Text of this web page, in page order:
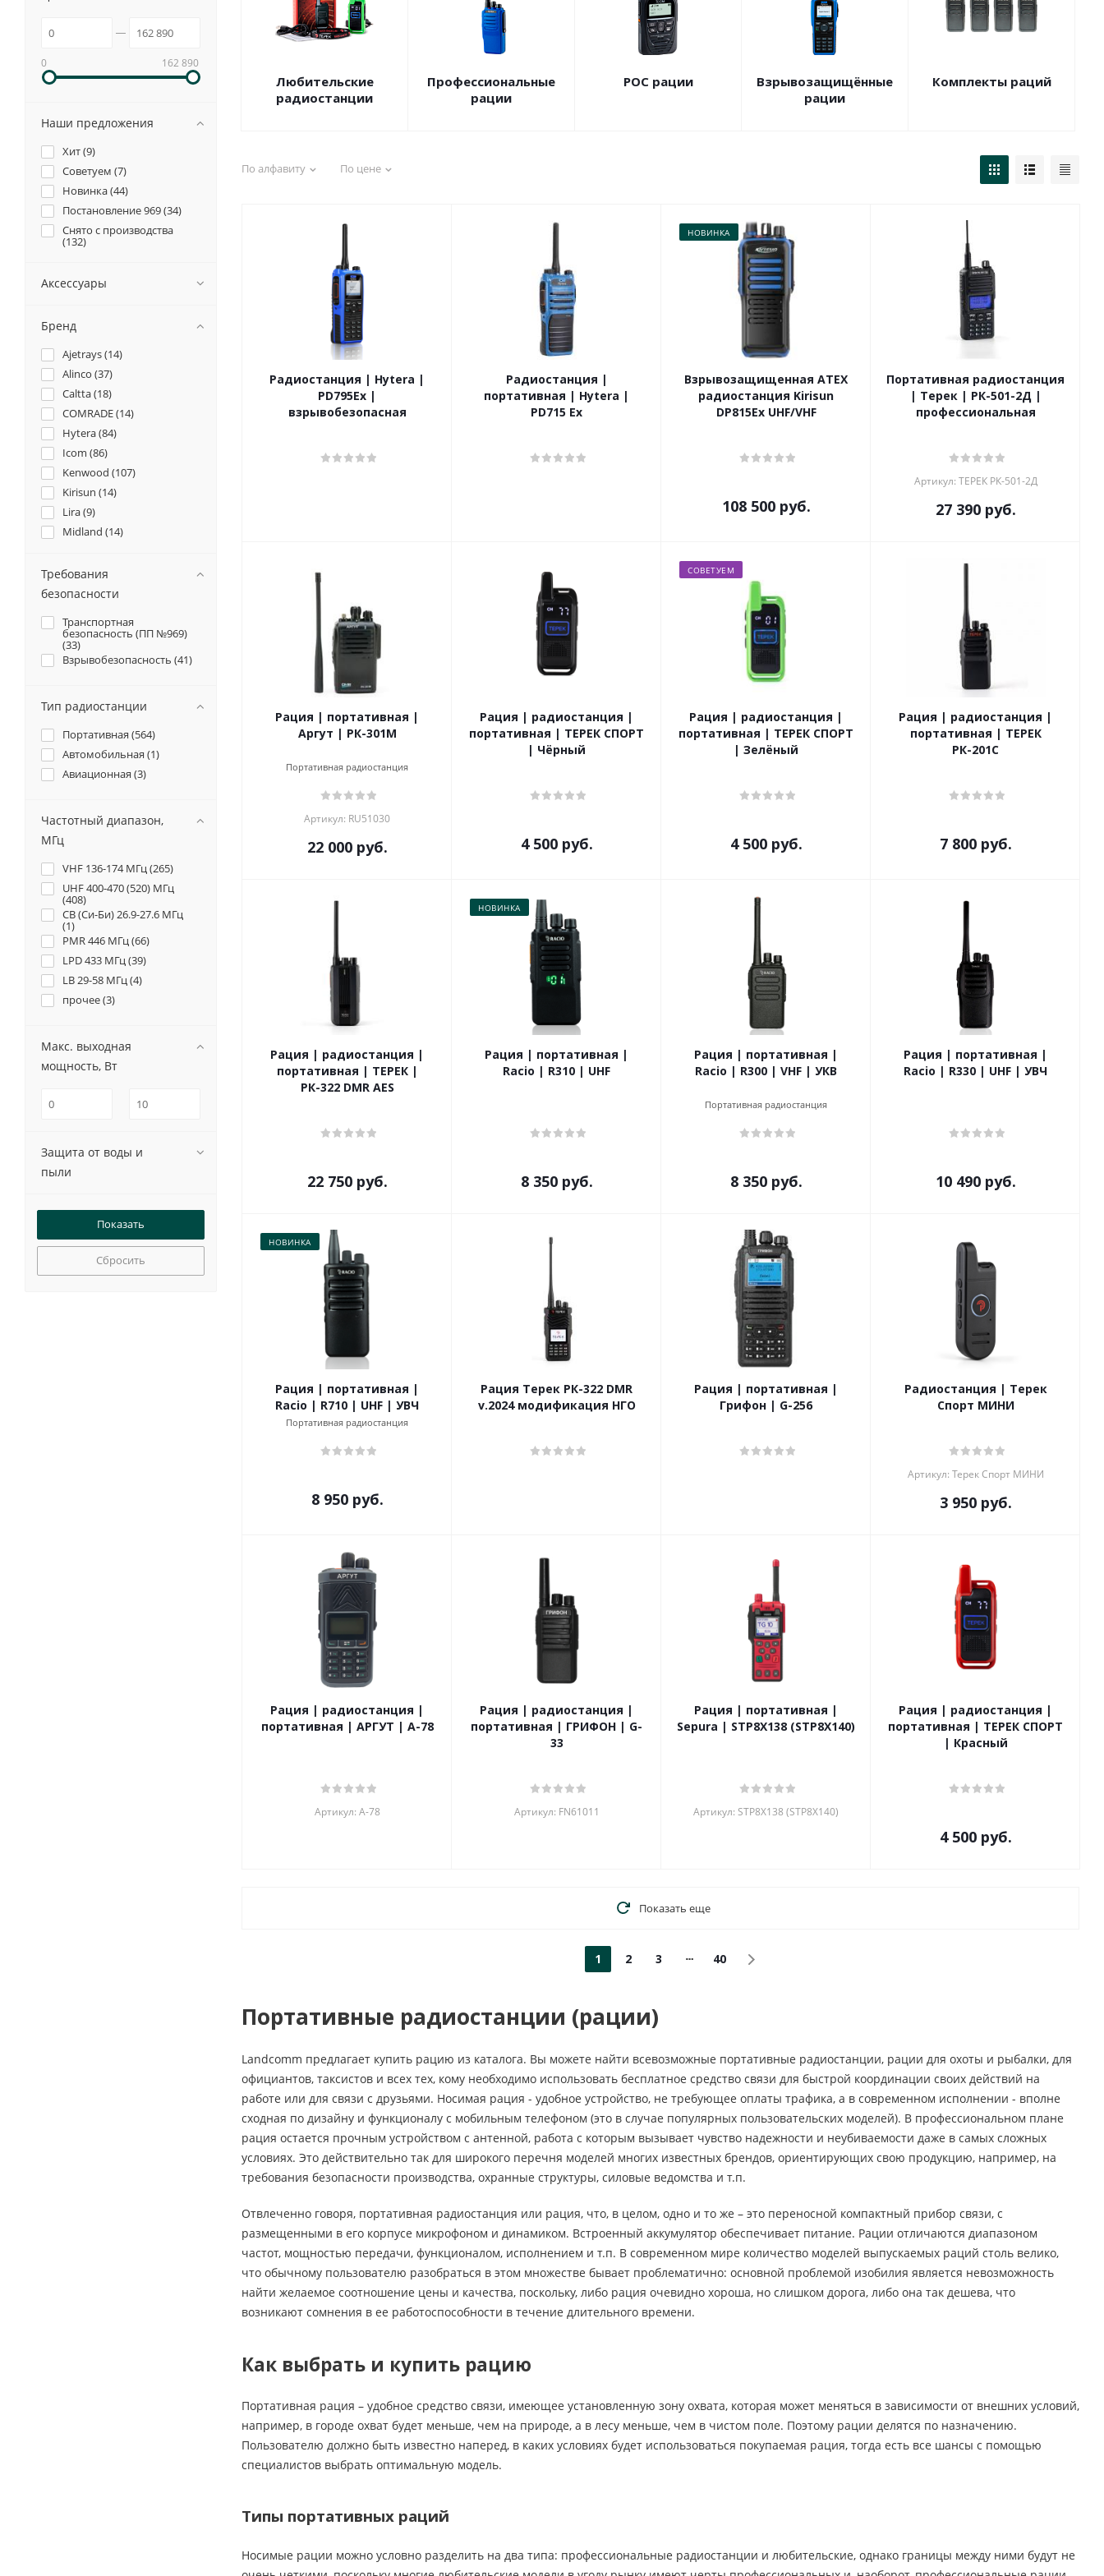
Любительские
радиостанции
Профессиональные
рации
POC рации
Взрывозащищённые
рации
Комплекты раций
По алфавиту По цене
Радиостанция | Hytera |
PD795Ex |
взрывобезопасная
Радиостанция |
портативная | Hytera |
PD715 Ex
НОВИНКА
Взрывозащищенная ATEX
радиостанция Kirisun
DP815Ex UHF/VHF
108 500руб.
Портативная радиостанция
| Терек | РК-501-2Д |
профессиональная
Артикул: ТЕРЕК РК-501-2Д
27 390руб.
Рация | портативная |
Аргут | РК-301М
Портативная радиостанция
Артикул: RU51030
22 000руб.
Рация | радиостанция |
портативная | ТЕРЕК СПОРТ
| Чёрный
4 500руб.
СОВЕТУЕМ
Рация | радиостанция |
портативная | ТЕРЕК СПОРТ
| Зелёный
4 500руб.
Рация | радиостанция |
портативная | ТЕРЕК
РК-201С
7 800руб.
Рация | радиостанция |
портативная | ТЕРЕК |
РК-322 DMR AES
22 750руб.
НОВИНКА
Рация | портативная |
Racio | R310 | UHF
8 350руб.
Рация | портативная |
Racio | R300 | VHF | УКВ
Портативная радиостанция
8 350руб.
Рация | портативная |
Racio | R330 | UHF | УВЧ
10 490руб.
НОВИНКА
Рация | портативная |
Racio | R710 | UHF | УВЧ
Портативная радиостанция
8 950руб.
Рация Терек РК-322 DMR
v.2024 модификация НГО
Рация | портативная |
Грифон | G-256
Радиостанция | Терек
Спорт МИНИ
Артикул: Терек Спорт МИНИ
3 950руб.
Рация | радиостанция |
портативная | АРГУТ | А-78
Артикул: А-78
Рация | радиостанция |
портативная | ГРИФОН | G-
33
Артикул: FN61011
Рация | портативная |
Sepura | STP8X138 (STP8X140)
Артикул: STP8X138 (STP8X140)
Рация | радиостанция |
портативная | ТЕРЕК СПОРТ
| Красный
4 500руб.
Показать еще
1 2 3 40
Портативные радиостанции (рации)
Landcomm предлагает купить рацию из каталога. Вы можете найти всевозможные портативные радиостанции, рации для охоты и рыбалки, для
официантов, таксистов и всех тех, кому необходимо использовать бесплатное средство связи для быстрой координации своих действий на
работе или для связи с друзьями. Носимая рация - удобное устройство, не требующее оплаты трафика, а в современном исполнении - вполне
сходная по дизайну и функционалу с мобильным телефоном (это в случае популярных пользовательских моделей). В профессиональном плане
рация остается прочным устройством с антенной, работа с которым вызывает чувство надежности и неубиваемости даже в самых сложных
условиях. Это действительно так для широкого перечня моделей многих известных брендов, ориентирующих свою продукцию, например, на
требования безопасности производства, охранные структуры, силовые ведомства и т.п.
Отвлеченно говоря, портативная радиостанция или рация, что, в целом, одно и то же – это переносной компактный прибор связи, с
размещенными в его корпусе микрофоном и динамиком. Встроенный аккумулятор обеспечивает питание. Рации отличаются диапазоном
частот, мощностью передачи, функционалом, исполнением и т.п. В современном мире количество моделей выпускаемых раций столь велико,
что обычному пользователю разобраться в этом множестве бывает проблематично: основной проблемой изобилия является невозможность
найти желаемое соотношение цены и качества, поскольку, либо рация очевидно хороша, но слишком дорога, либо она так дешева, что
возникают сомнения в ее работоспособности в течение длительного времени.
Как выбрать и купить рацию
Портативная рация – удобное средство связи, имеющее установленную зону охвата, которая может меняться в зависимости от внешних условий,
например, в городе охват будет меньше, чем на природе, а в лесу меньше, чем в чистом поле. Поэтому рации делятся по назначению.
Пользователю должно быть известно наперед, в каких условиях будет использоваться покупаемая рация, тогда есть все шансы с помощью
специалистов выбрать оптимальную модель.
Типы портативных раций
Носимые рации можно условно разделить на два типа: профессиональные радиостанции и любительские, однако границы между ними будут не
0 162 890
Наши предложения
Хит (9)
Советуем (7)
Новинка (44)
Постановление 969 (34)
Снято с производства
(132)
Аксессуары
Бренд
Ajetrays (14)
Alinco (37)
Caltta (18)
COMRADE (14)
Hytera (84)
Icom (86)
Kenwood (107)
Kirisun (14)
Lira (9)
Midland (14)
Optimcom (
Racio (24)
Sirus (7)
TurboSky (
Vector (
VOSTOK (25)
Yaesu (
ZTE (
АО ОНИИП (
Гранит ( 4)
Комбат (
Терек (38)
Требования
безопасности
Транспортная
безопасность (ПП №969)
(33)
Взрывобезопасность (41)
Тип радиостанции
Портативная (564)
Автомобильная (1)
Авиационная (3)
Частотный диапазон,
МГц
VHF 136-174 МГц (265)
UHF 400-470 (520) МГц
(408)
CB (Си-Би) 26.9-27.6 МГц
(1)
PMR 446 МГц (66)
LPD 433 МГц (39)
LB 29-58 МГц (4)
прочее (3)
Макс. выходная
мощность, Вт
Защита от воды и
пыли
Сбросить